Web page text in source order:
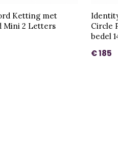
Ketting met
Mini 2 Letters
Circle
bedel
€ 185